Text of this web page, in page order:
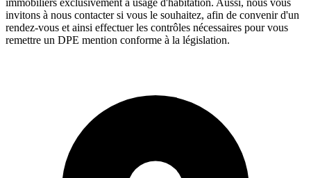
invitons à nous contacter si vous le souhaitez, afin de convenir d'un
rendez-vous et ainsi effectuer les contrôles nécessaires pour vous
remettre un DPE mention conforme à la législation.